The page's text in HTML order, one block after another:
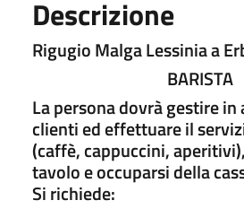
Descrizione
Rigugio Malga Lessinia a
BARISTA
La persona dovrà gestire
clienti ed effettuare il
(caffè, cappuccini,
tavolo e occuparsi della
Si richiede: